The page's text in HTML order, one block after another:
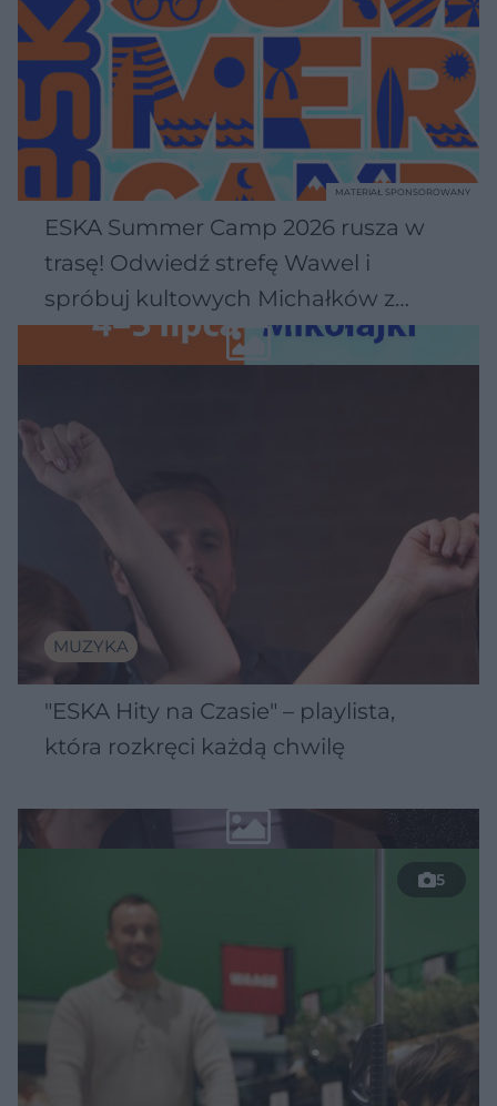
ESKA Summer Camp 2026 rusza w
trasę! Odwiedź strefę Wawel i
spróbuj kultowych Michałków z
Wawelu
MATERIAŁ SPONSOROWANY
MUZYKA
"ESKA Hity na Czasie" – playlista,
która rozkręci każdą chwilę
5